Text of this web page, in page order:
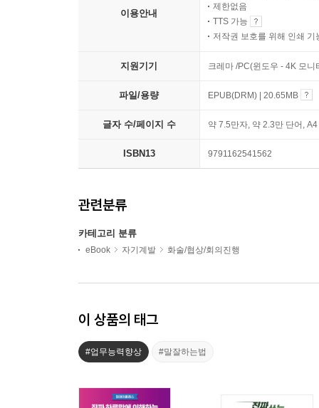
이용안내
제한없음
TTS 가능
저작권 보호를 위해 인쇄 기
지원기기 크레마 /PC(윈도우 - 4K 모
파일/용량 EPUB(DRM) | 20.65MB
글자 수/페이지 수 약 7.5만자, 약 2.3만 단어,
ISBN13 9791162541562
관련분류
카테고리 분류
eBook 자기계발 화술/협상/회의진행
이 상품의 태그
#업무능력향상 #말잘하는법